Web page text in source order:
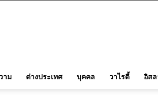
าม ต่างประเทศ บุคคล วาไรตี้ อิส